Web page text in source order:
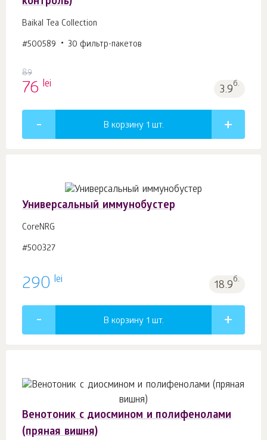
Baikal Tea Collection
#500589 30 фильтр-пакетов
89
76 lei 3.9б.
В корзину 1 шт.
Универсальный иммунобустер
СoreNRG
#500327
290 lei 18.9б.
В корзину 1 шт.
Венотоник с диосмином и полифенолами
(пряная вишня)